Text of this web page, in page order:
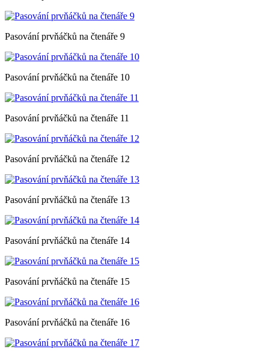
Pasování prvňáčků na čtenáře 9
Pasování prvňáčků na čtenáře 10
Pasování prvňáčků na čtenáře 11
Pasování prvňáčků na čtenáře 12
Pasování prvňáčků na čtenáře 13
Pasování prvňáčků na čtenáře 14
Pasování prvňáčků na čtenáře 15
Pasování prvňáčků na čtenáře 16